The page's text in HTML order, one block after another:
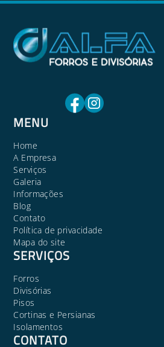
MENU
Home
A Empresa
Serviços
Galeria
Informações
Blog
Contato
Política de privacidade
Mapa do site
SERVIÇOS
Forros
Divisórias
Pisos
Cortinas e Persianas
Isolamentos
CONTATO